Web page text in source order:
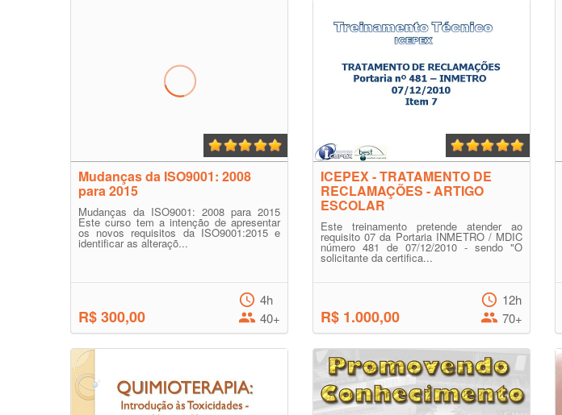
Mudanças da ISO9001: 2008
para 2015
Mudanças da ISO9001: 2008 para 2015
Este curso tem a intenção de apresentar
os novos requisitos da ISO9001:2015 e
identificar as alteraçõ...
R$ 300,00
4h
40+
ICEPEX - TRATAMENTO DE
RECLAMAÇÕES - ARTIGO
ESCOLAR
Este treinamento pretende atender ao
requisito 07 da Portaria INMETRO / MDIC
número 481 de 07/12/2010 - sendo "O
solicitante da certifica...
R$ 1.000,00
12h
70+